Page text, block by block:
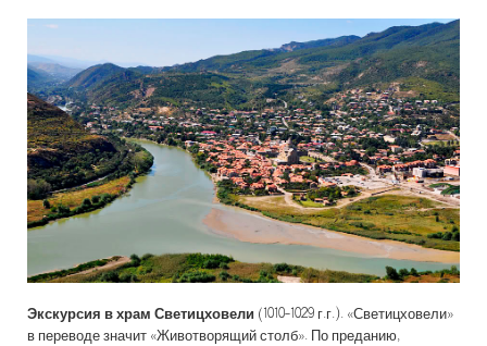
Экскурсия в храм Светицховели (1010-1029 г.г.). «Светицховели»
в переводе значит «Животворящий столб». По преданию,